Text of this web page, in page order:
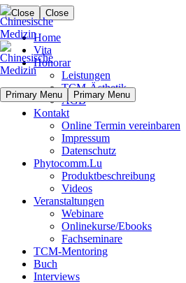
Close Close
Home
Vita
Honorar
Leistungen
TCM-Ästhetik
AGB
Kontakt
Online Termin vereinbaren
Impressum
Datenschutz
Phytocomm.Lu
Produktbeschreibung
Videos
Veranstaltungen
Webinare
Onlinekurse/Ebooks
Fachseminare
TCM-Mentoring
Buch
Interviews
Primary Menu Primary Menu